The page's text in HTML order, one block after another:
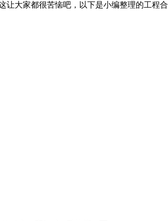
让大家都很苦恼吧，以下是小编整理的工程合